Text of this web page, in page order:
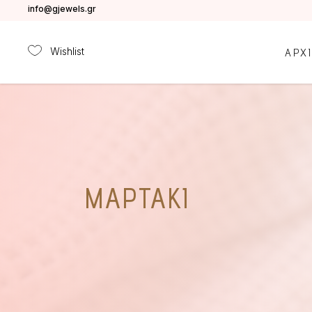
info@gjewels.gr
Wishlist
ΜΑΡΤΆΚΙ